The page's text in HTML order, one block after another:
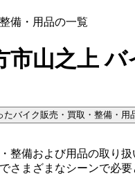
備・用品の一覧
市山之上
たバイク販売・買取・整備・用
整備および用品の取り
さまざまなシーンで必